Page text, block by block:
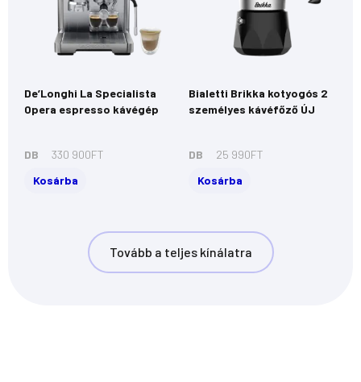
De’Longhi La Specialista
Opera espresso kávégép
DB 330 900FT
Kosárba
Bialetti Brikka kotyogós 2
személyes kávéfőző ÚJ
DB 25 990FT
Kosárba
Tovább a teljes kínálatra